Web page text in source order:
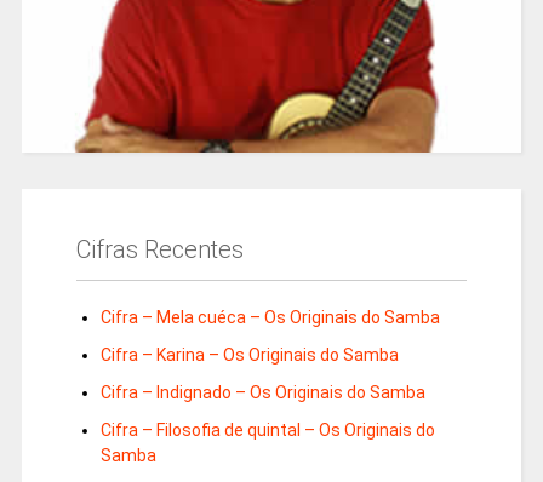
Cifras Recentes
Cifra – Mela cuéca – Os Originais do Samba
Cifra – Karina – Os Originais do Samba
Cifra – Indignado – Os Originais do Samba
Cifra – Filosofia de quintal – Os Originais do
Samba